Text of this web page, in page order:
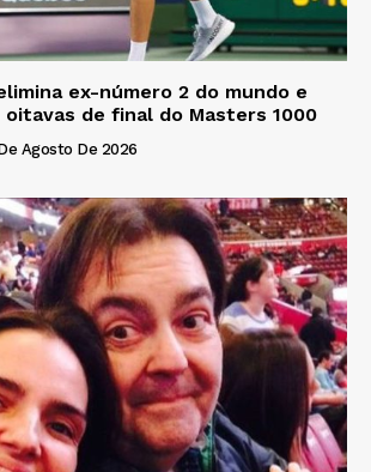
ex-número 2 do mundo e
oitavas de final do Masters 1000
Agosto De 2026